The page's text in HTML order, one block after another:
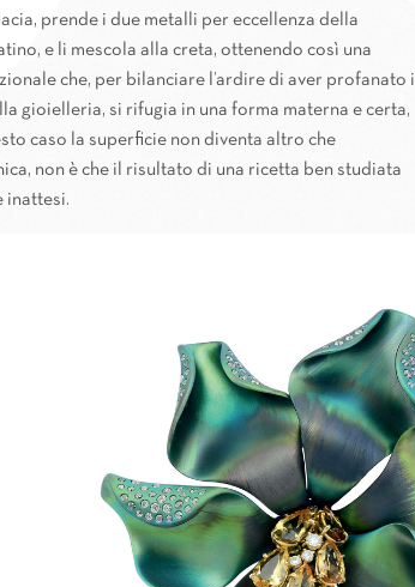
prende i due metalli per eccellenza della
e li mescola alla creta, ottenendo così una
che, per bilanciare l’ardire di aver profanato i
gioielleria, si rifugia in una forma materna e certa,
caso la superficie non diventa altro che
non è che il risultato di una ricetta ben studiata
inattesi.